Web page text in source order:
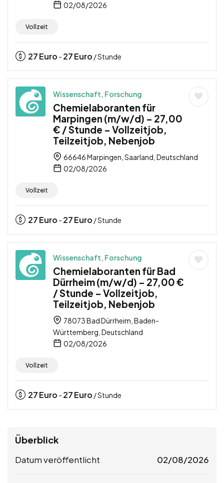
02/08/2026
Vollzeit
27Euro - 27Euro / Stunde
Wissenschaft, Forschung
Chemielaboranten für
Marpingen (m/w/d) – 27,00
€ / Stunde – Vollzeitjob,
Teilzeitjob, Nebenjob
66646 Marpingen, Saarland, Deutschland
02/08/2026
Vollzeit
27Euro - 27Euro / Stunde
Wissenschaft, Forschung
Chemielaboranten für Bad
Dürrheim (m/w/d) – 27,00 €
/ Stunde – Vollzeitjob,
Teilzeitjob, Nebenjob
78073 Bad Dürrheim, Baden-
Württemberg, Deutschland
02/08/2026
Vollzeit
27Euro - 27Euro / Stunde
Überblick
Datum veröffentlicht 02/08/2026